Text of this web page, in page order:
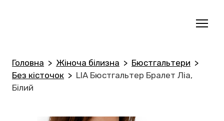
Головна Жіноча білизна
Бюстгальтери
Без кісточок
LIA Бюстгальтер Бралет Ліа,
Білий